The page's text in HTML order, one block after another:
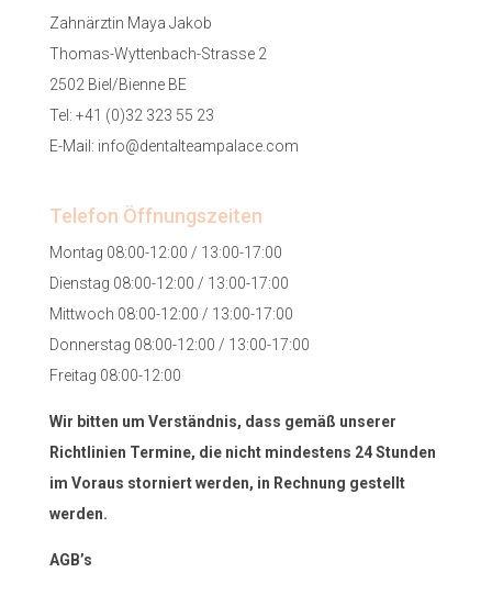
Zahnärztin Maya Jakob
Thomas-Wyttenbach-Strasse 2
2502 Biel/Bienne BE
Tel: +41 (0)32 323 55 23
E-Mail: info@dentalteampalace.com
Telefon Öffnungszeiten
Montag 08:00-12:00 / 13:00-17:00
Dienstag 08:00-12:00 / 13:00-17:00
Mittwoch 08:00-12:00 / 13:00-17:00
Donnerstag 08:00-12:00 / 13:00-17:00
Freitag 08:00-12:00
Wir bitten um Verständnis, dass gemäß unserer
Richtlinien Termine, die nicht mindestens 24 Stunden
im Voraus storniert werden, in Rechnung gestellt
werden.
AGB’s